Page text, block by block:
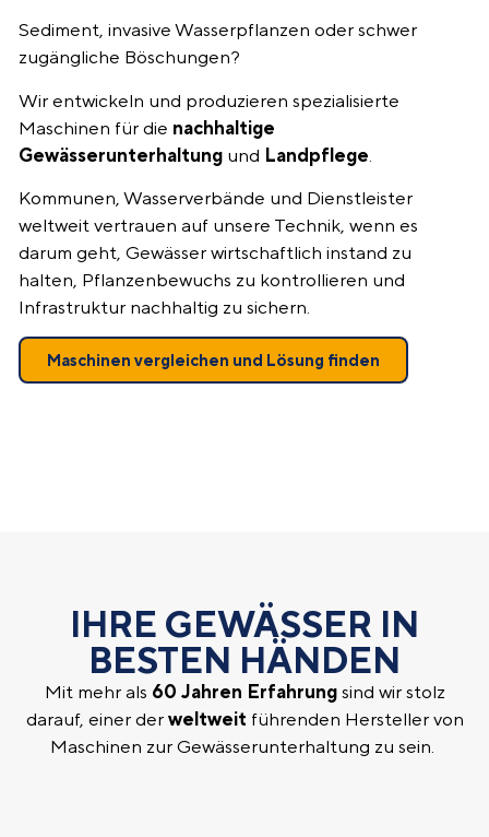
Sediment, invasive Wasserpflanzen oder schwer
zugängliche Böschungen?
Wir entwickeln und produzieren spezialisierte
Maschinen für die nachhaltige
Gewässerunterhaltung und Landpflege
Kommunen, Wasserverbände und Dienstleister
weltweit vertrauen auf unsere Technik, wenn es
darum geht, Gewässer wirtschaftlich instand zu
halten, Pflanzenbewuchs zu kontrollieren und
Infrastruktur nachhaltig zu sichern.
Maschinen vergleichen und Lösung finden
IHRE GEWÄSSER IN
BESTEN HÄNDEN
Mit mehr als 60 Jahren Erfahrungsind wir stolz
darauf, einer der weltweit führenden Hersteller von
Maschinen zur Gewässerunterhaltung zu sein.